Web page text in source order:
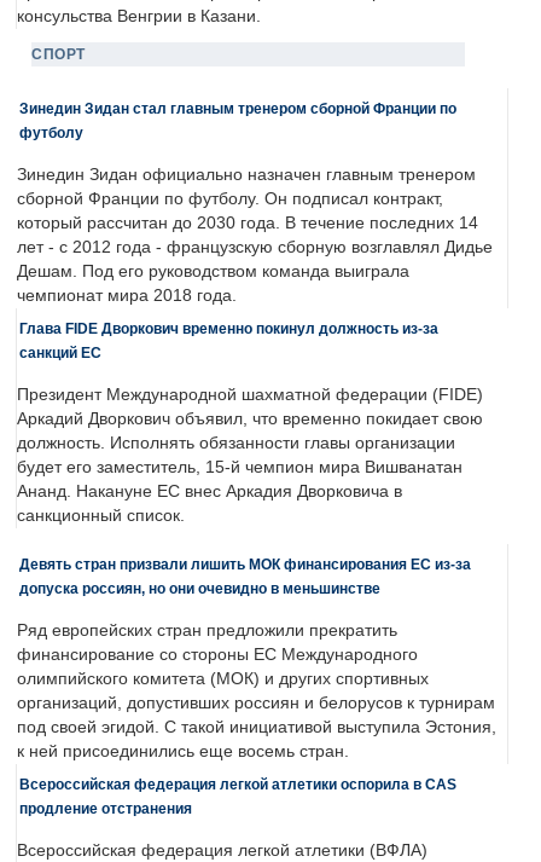
консульства Венгрии в Казани.
СПОРТ
Зинедин Зидан стал главным тренером сборной Франции по
футболу
Зинедин Зидан официально назначен главным тренером
сборной Франции по футболу. Он подписал контракт,
который рассчитан до 2030 года. В течение последних 14
лет - с 2012 года - французскую сборную возглавлял Дидье
Дешам. Под его руководством команда выиграла
чемпионат мира 2018 года.
Глава FIDE Дворкович временно покинул должность из-за
санкций ЕС
Президент Международной шахматной федерации (FIDE)
Аркадий Дворкович объявил, что временно покидает свою
должность. Исполнять обязанности главы организации
будет его заместитель, 15-й чемпион мира Вишванатан
Ананд. Накануне ЕС внес Аркадия Дворковича в
санкционный список.
Девять стран призвали лишить МОК финансирования ЕС из-за
допуска россиян, но они очевидно в меньшинстве
Ряд европейских стран предложили прекратить
финансирование со стороны ЕС Международного
олимпийского комитета (МОК) и других спортивных
организаций, допустивших россиян и белорусов к турнирам
под своей эгидой. С такой инициативой выступила Эстония,
к ней присоединились еще восемь стран.
Всероссийская федерация легкой атлетики оспорила в CAS
продление отстранения
Всероссийская федерация легкой атлетики (ВФЛА)